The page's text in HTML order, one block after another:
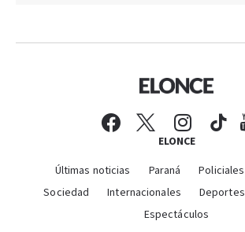
ELONCE
Últimas noticias Paraná Policiales
Sociedad
Internacionales Deportes
Espectáculos